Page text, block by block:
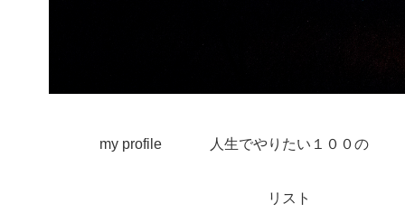
my profile 人生でやりたい１００の
リスト